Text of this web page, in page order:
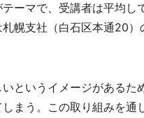
ーマで、受講者は平均し
幌支社（白石区本通20）
というイメージがあるた
まう。この取り組みを通